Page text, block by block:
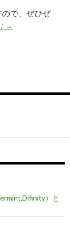
で、ぜひぜ
【レポート】
→
）と